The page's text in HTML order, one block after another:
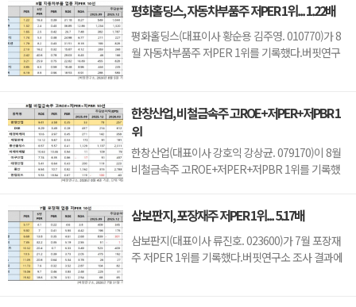
차지했으며, 아이디스홀딩스(054800), 오픈베이스
(049480), 아이디피(332370)가 뒤를 이었다.씨아이
테크는 지난 1분기 매출액 66억원, 영업손실 15억원
평화홀딩스, 자동차부품주 저PER 1위... 1.22배
평화홀딩스(대표이사 황순용 김주영. 010770)가 8
월 자동차부품주 저PER 1위를 기록했다.버핏연구
리티(018500)(1.74)가 뒤를 이었다.평화홀딩스는 1
분기 매출액 2251억원, 영업이익 123억원으로 전년
동기대비 ...
한창산업, 비철금속주 고ROE+저PER+저PBR 1
위
한창산업(대표이사 강호익 강상균. 079170)이 8월
비철금속주 고ROE+저PER+저PBR 1위를 기록했
DSR(155660), 태경비케이(014580), 제일연마
(001560)가 뒤를 이었다.한창산업은 지난 1분기 매
출액 212억원, 영업이익 7억원으로 전년동기대비
삼보판지, 포장재주 저PER 1위... 5.17배
삼보판지(대표이사 류진호. 023600)가 7월 포장재
주 저PER 1위를 기록했다.버핏연구소 조사 결과에